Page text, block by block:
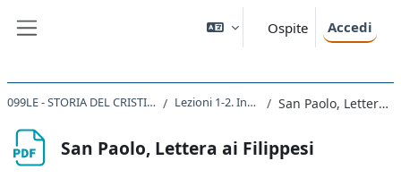
Ospite Accedi
099LE - STORIA DEL CRISTIANESIMO 2021 Lezioni 1-2. Introduzione San Paolo, Lettera ai Filippesi
San Paolo, Lettera ai Filippesi